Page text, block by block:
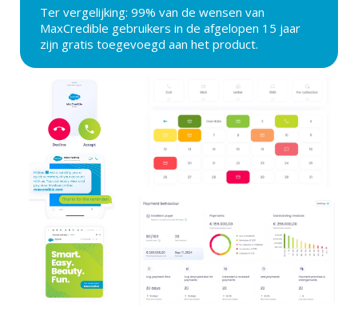
Ter vergelijking: 99% van de wensen van
MaxCredible gebruikers in de afgelopen 15 jaar
zijn gratis toegevoegd aan het product.